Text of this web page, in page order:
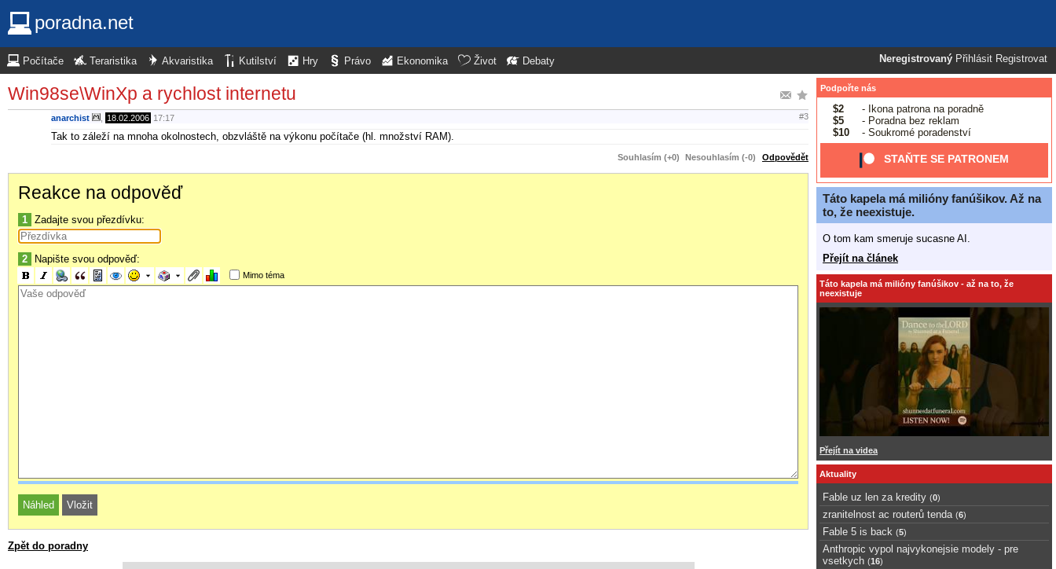
poradna.net
Neregistrovaný Přihlásit Registrovat
Počítače Teraristika Akvaristika Kutilství Hry Právo Ekonomika Život Debaty
Win98se\WinXp a rychlost internetu
anarchist 18.02.2006 17:17 #3
Tak to záleží na mnoha okolnostech, obzvláště na výkonu počítače (hl. množství RAM).
Souhlasím (+0) Nesouhlasím (-0) Odpovědět
Reakce na odpověď
1 Zadajte svou přezdívku:
2 Napište svou odpověď:
Mimo téma
Zpět do poradny
Podpořte nás
$2
- Ikona patrona na poradně
$5
- Poradna bez reklam
$10
- Soukromé poradenství
STAŇTE SE PATRONEM
Táto kapela má milióny fanúšikov. Až na
to, že neexistuje.
O tom kam smeruje sucasne AI.
Přejít na článek
Táto kapela má milióny fanúšikov - až na to, že
neexistuje
Přejít na videa
Aktuality
Fable uz len za kredity (0)
zranitelnost ac routerů tenda (6)
Fable 5 is back (5)
Anthropic vypol najvykonejsie modely - pre
vsetkych (16)